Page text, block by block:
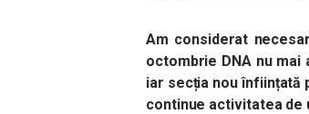
Am considerat
octombrie DNA nu
iar secția nou înființată
continue activitatea de